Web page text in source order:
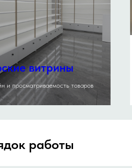
витрины
и просматриваемость товаров
работы